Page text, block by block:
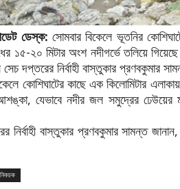
ডেস্ক: সোমবার বিকেলে ভূতনির
১৫-২০ মিটার অংশ নদীগর্ভে তলিয়ে
সেচ দপ্তরের নির্বাহী বাস্তুকার প্রণবকুমার
কোশিঘাটের কাছে এক কিলোমিটার
যেভাবে নদীর জল সমুদ্রের
নির্বাহী বাস্তুকার প্রণবকুমার সামন্ত